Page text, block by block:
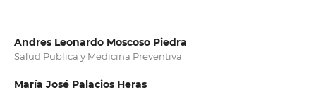
Andres Leonardo Moscoso Piedra
Salud Publica y Medicina Preventiva
María José Palacios Heras